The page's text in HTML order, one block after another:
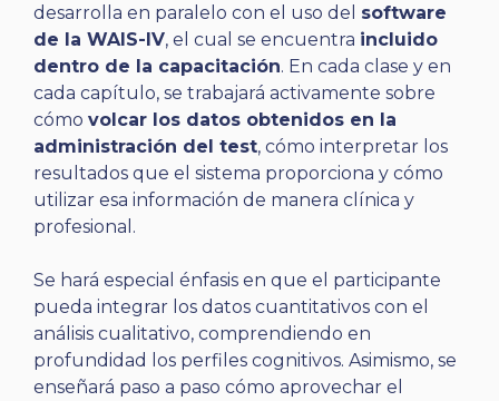
desarrolla en paralelo con el uso del software
de la WAIS-IV, el cual se encuentra incluido
dentro de la capacitación. En cada clase y en
cada capítulo, se trabajará activamente sobre
cómo volcar los datos obtenidos en la
administración del test, cómo interpretar los
resultados que el sistema proporciona y cómo
utilizar esa información de manera clínica y
profesional.
Se hará especial énfasis en que el participante
pueda integrar los datos cuantitativos con el
análisis cualitativo, comprendiendo en
profundidad los perfiles cognitivos. Asimismo, se
enseñará paso a paso cómo aprovechar el